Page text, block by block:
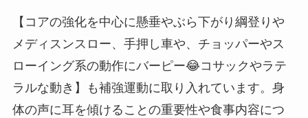
【コアの強化を中心に懸垂やぶら下がり綱登りや
メディスンスロー、手押し車や、チョッパーやス
ローイング系の動作にバーピー😂コサックやラテ
ラルな動き】も補強運動に取り入れています。身
体の声に耳を傾けることの重要性や食事内容につ